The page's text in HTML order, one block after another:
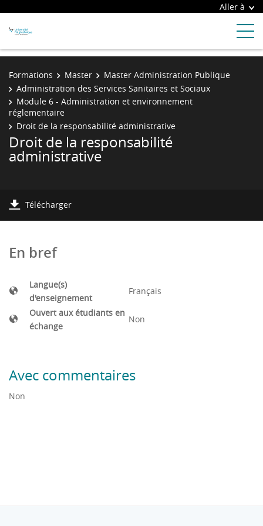
Aller à
Formations Master
Master Administration Publique
Administration des Services Sanitaires et Sociaux
Module 6 - Administration et environnement
réglementaire
Droit de la responsabilité administrative
Droit de la responsabilité
administrative
Télécharger
En bref
Langue(s)
d'enseignement
Français
Ouvert aux étudiants en
échange
Non
Avec commentaires
Non